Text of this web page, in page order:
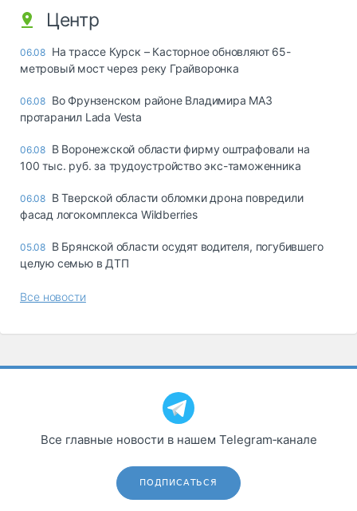
Центр
06.08 На трассе Курск – Касторное обновляют 65-
метровый мост через реку Грайворонка
06.08 Во Фрунзенском районе Владимира МАЗ
протаранил Lada Vesta
06.08 В Воронежской области фирму оштрафовали на
100 тыс. руб. за трудоустройство экс-таможенника
06.08 В Тверской области обломки дрона повредили
фасад логокомплекса Wildberries
05.08 В Брянской области осудят водителя, погубившего
целую семью в ДТП
Все новости
Все главные новости в нашем Telegram‑канале
ПОДПИСАТЬСЯ